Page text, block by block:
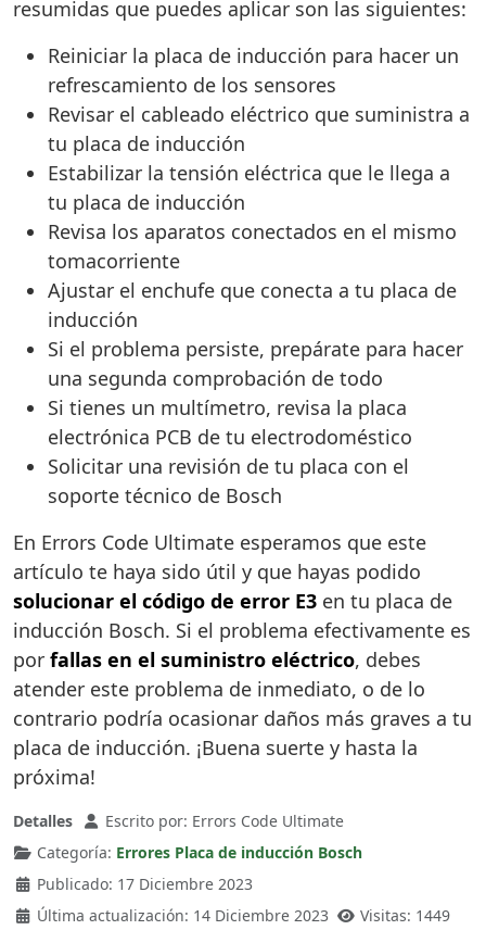
resumidas que puedes aplicar son las siguientes:
Reiniciar la placa de inducción para hacer un
refrescamiento de los sensores
Revisar el cableado eléctrico que suministra a
tu placa de inducción
Estabilizar la tensión eléctrica que le llega a
tu placa de inducción
Revisa los aparatos conectados en el mismo
tomacorriente
Ajustar el enchufe que conecta a tu placa de
inducción
Si el problema persiste, prepárate para hacer
una segunda comprobación de todo
Si tienes un multímetro, revisa la placa
electrónica PCB de tu electrodoméstico
Solicitar una revisión de tu placa con el
soporte técnico de Bosch
En Errors Code Ultimate esperamos que este
artículo te haya sido útil y que hayas podido
solucionar el código de error E3 en tu placa de
inducción Bosch. Si el problema efectivamente es
por fallas en el suministro eléctrico, debes
atender este problema de inmediato, o de lo
contrario podría ocasionar daños más graves a tu
placa de inducción. ¡Buena suerte y hasta la
próxima!
Detalles Escrito por: Errors Code Ultimate
Categoría: Errores Placa de inducción Bosch
Publicado: 17 Diciembre 2023
Última actualización: 14 Diciembre 2023
Visitas: 1449